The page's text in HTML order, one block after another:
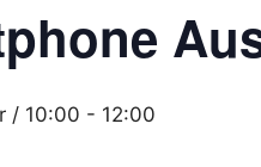
/ 10:00 - 12:00